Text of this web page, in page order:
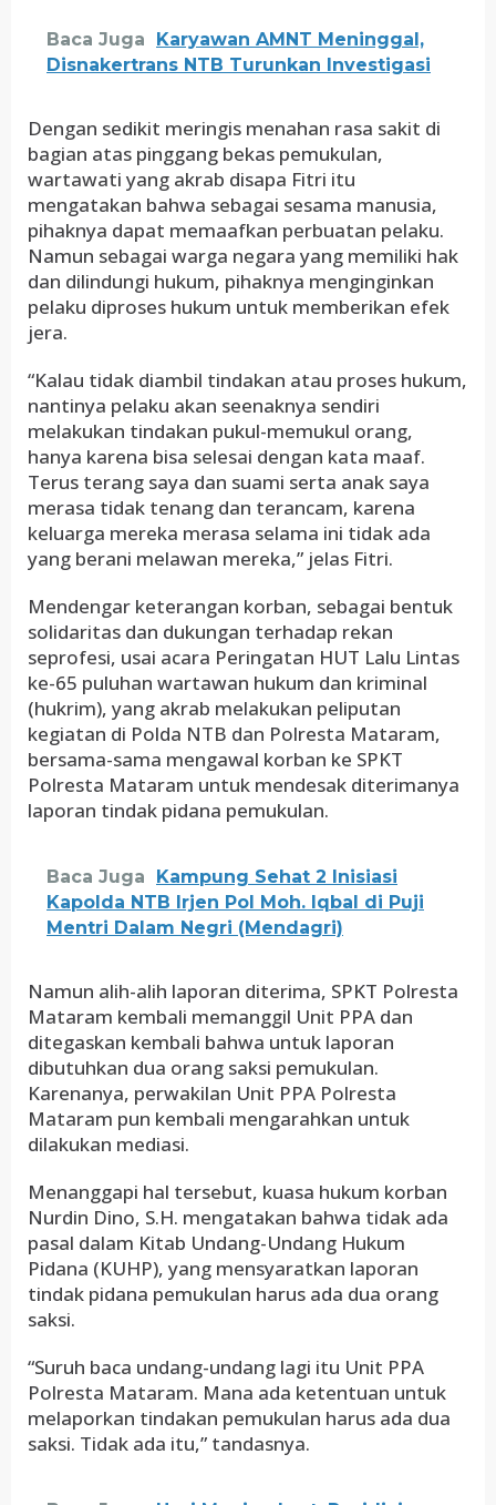
Baca Juga
Karyawan AMNT Meninggal,
Disnakertrans NTB Turunkan Investigasi
Dengan sedikit meringis menahan rasa sakit di
bagian atas pinggang bekas pemukulan,
wartawati yang akrab disapa Fitri itu
mengatakan bahwa sebagai sesama manusia,
pihaknya dapat memaafkan perbuatan pelaku.
Namun sebagai warga negara yang memiliki hak
dan dilindungi hukum, pihaknya menginginkan
pelaku diproses hukum untuk memberikan efek
jera.
“Kalau tidak diambil tindakan atau proses hukum,
nantinya pelaku akan seenaknya sendiri
melakukan tindakan pukul-memukul orang,
hanya karena bisa selesai dengan kata maaf.
Terus terang saya dan suami serta anak saya
merasa tidak tenang dan terancam, karena
keluarga mereka merasa selama ini tidak ada
yang berani melawan mereka,” jelas Fitri.
Mendengar keterangan korban, sebagai bentuk
solidaritas dan dukungan terhadap rekan
seprofesi, usai acara Peringatan HUT Lalu Lintas
ke-65 puluhan wartawan hukum dan kriminal
(hukrim), yang akrab melakukan peliputan
kegiatan di Polda NTB dan Polresta Mataram,
bersama-sama mengawal korban ke SPKT
Polresta Mataram untuk mendesak diterimanya
laporan tindak pidana pemukulan.
Baca Juga
Kampung Sehat 2 Inisiasi
Kapolda NTB Irjen Pol Moh. Iqbal di Puji
Mentri Dalam Negri (Mendagri)
Namun alih-alih laporan diterima, SPKT Polresta
Mataram kembali memanggil Unit PPA dan
ditegaskan kembali bahwa untuk laporan
dibutuhkan dua orang saksi pemukulan.
Karenanya, perwakilan Unit PPA Polresta
Mataram pun kembali mengarahkan untuk
dilakukan mediasi.
Menanggapi hal tersebut, kuasa hukum korban
Nurdin Dino, S.H. mengatakan bahwa tidak ada
pasal dalam Kitab Undang-Undang Hukum
Pidana (KUHP), yang mensyaratkan laporan
tindak pidana pemukulan harus ada dua orang
saksi.
“Suruh baca undang-undang lagi itu Unit PPA
Polresta Mataram. Mana ada ketentuan untuk
melaporkan tindakan pemukulan harus ada dua
saksi. Tidak ada itu,” tandasnya.